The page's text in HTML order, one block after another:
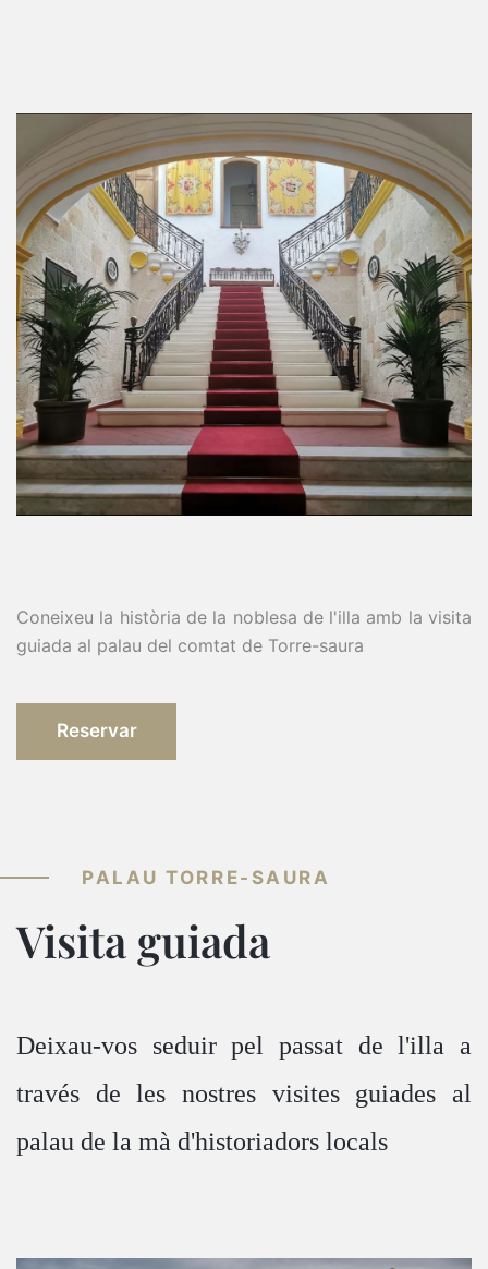
Coneixeu la història de la noblesa de l'illa amb la visita
guiada al palau del comtat de Torre-saura
Reservar
PALAU TORRE-SAURA
Visita guiada
Deixau-vos seduir pel passat de l'illa a
través de les nostres visites guiades al
palau de la mà d'historiadors locals